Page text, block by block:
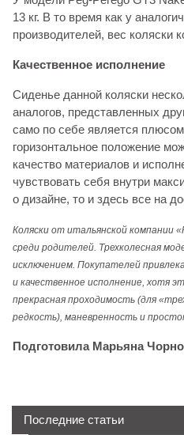
13 кг. В то время как у
производителей, вес коляски
Качественное исполнение
Сиденье данной коляски
аналогов, представленных
само по себе является
горизонтальное положение
качество материалов и
чувствовать себя внутри
о дизайне, то и здесь все на
Коляски от итальянской компании
среди родителей. Трехколесная
исключением. Покупателей
и качественное исполнение, хотя
прекрасная проходимость (для
редкость), маневренность и
Подготовила Марьяна
Последние статьи